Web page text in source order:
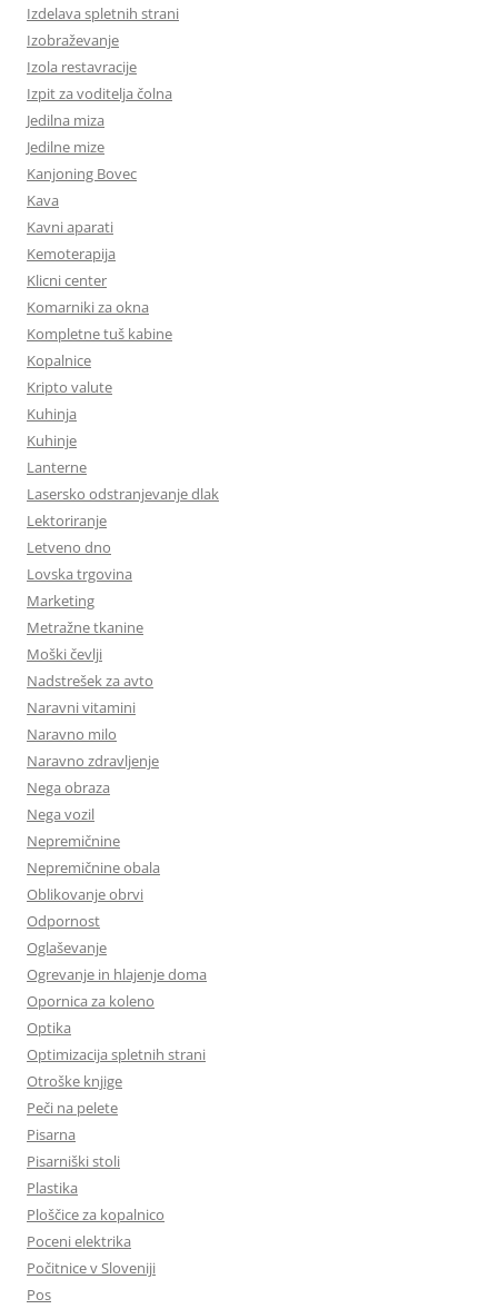
Izdelava spletnih strani
Izobraževanje
Izola restavracije
Izpit za voditelja čolna
Jedilna miza
Jedilne mize
Kanjoning Bovec
Kava
Kavni aparati
Kemoterapija
Klicni center
Komarniki za okna
Kompletne tuš kabine
Kopalnice
Kripto valute
Kuhinja
Kuhinje
Lanterne
Lasersko odstranjevanje dlak
Lektoriranje
Letveno dno
Lovska trgovina
Marketing
Metražne tkanine
Moški čevlji
Nadstrešek za avto
Naravni vitamini
Naravno milo
Naravno zdravljenje
Nega obraza
Nega vozil
Nepremičnine
Nepremičnine obala
Oblikovanje obrvi
Odpornost
Oglaševanje
Ogrevanje in hlajenje doma
Opornica za koleno
Optika
Optimizacija spletnih strani
Otroške knjige
Peči na pelete
Pisarna
Pisarniški stoli
Plastika
Ploščice za kopalnico
Poceni elektrika
Počitnice v Sloveniji
Pos